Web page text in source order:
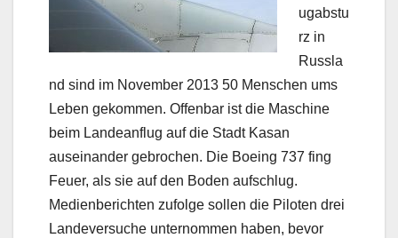
ugabstu
rz in
Russla
nd sind im November 2013 50 Menschen ums
Leben gekommen. Offenbar ist die Maschine
beim Landeanflug auf die Stadt Kasan
auseinander gebrochen. Die Boeing 737 fing
Feuer, als sie auf den Boden aufschlug.
Medienberichten zufolge sollen die Piloten drei
Landeversuche unternommen haben, bevor